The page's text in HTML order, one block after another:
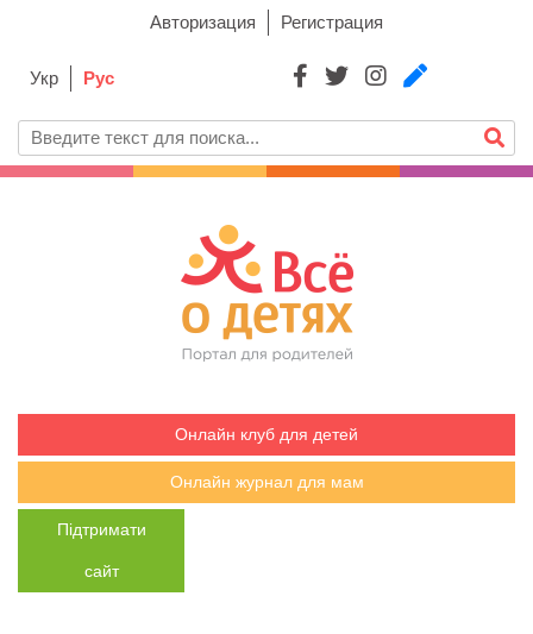
Авторизация Регистрация
Укр Рус
Онлайн клуб для детей
Онлайн журнал для мам
Підтримати
сайт